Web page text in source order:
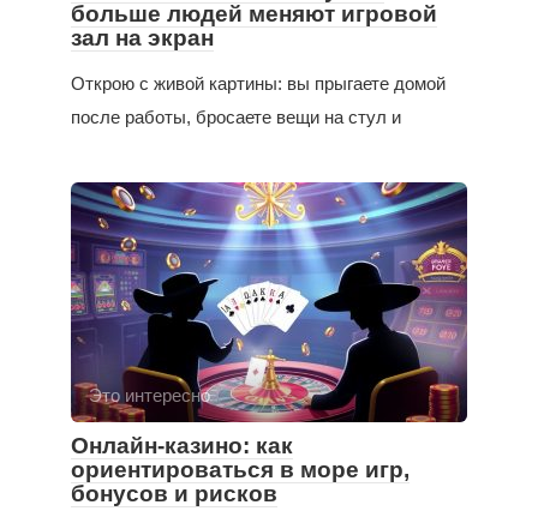
больше людей меняют игровой
зал на экран
Открою с живой картины: вы прыгаете домой
после работы, бросаете вещи на стул и
Это интересно
Онлайн-казино: как
ориентироваться в море игр,
бонусов и рисков